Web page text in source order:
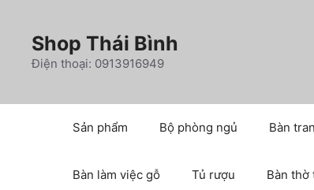
dung
Shop Thái Bình
Điện thoại: 0913916949
Sản phẩm Bộ phòng ngủ Bàn
Bàn làm việc gỗ Tủ rượu Bàn thờ